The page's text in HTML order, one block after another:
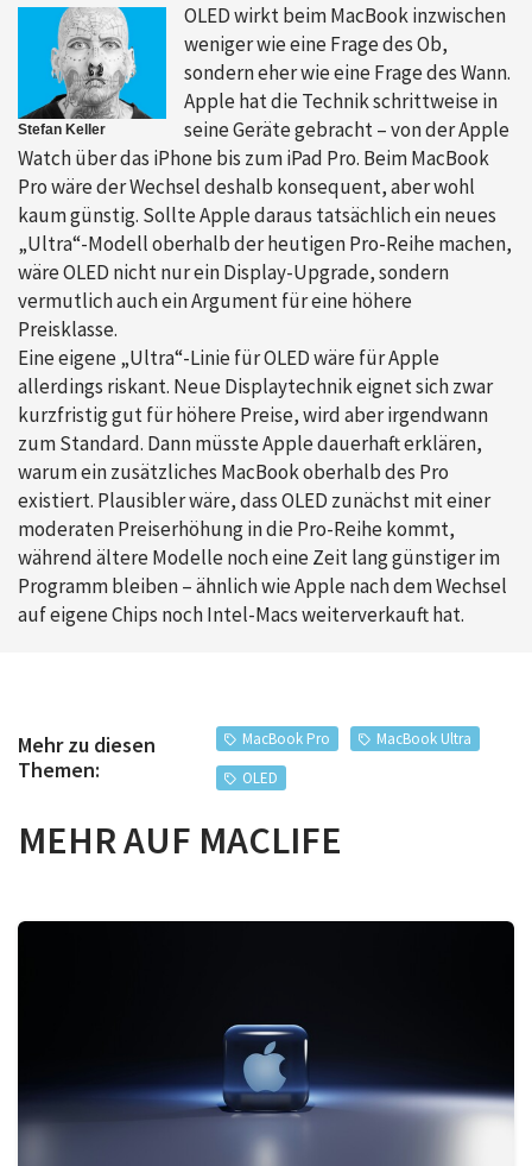
Stefan Keller
OLED wirkt beim MacBook inzwischen
weniger wie eine Frage des Ob,
sondern eher wie eine Frage des Wann.
Apple hat die Technik schrittweise in
seine Geräte gebracht – von der Apple
Watch über das iPhone bis zum iPad Pro. Beim MacBook
Pro wäre der Wechsel deshalb konsequent, aber wohl
kaum günstig. Sollte Apple daraus tatsächlich ein neues
„Ultra“-Modell oberhalb der heutigen Pro-Reihe machen,
wäre OLED nicht nur ein Display-Upgrade, sondern
vermutlich auch ein Argument für eine höhere
Preisklasse.
Eine eigene „Ultra“-Linie für OLED wäre für Apple
allerdings riskant. Neue Displaytechnik eignet sich zwar
kurzfristig gut für höhere Preise, wird aber irgendwann
zum Standard. Dann müsste Apple dauerhaft erklären,
warum ein zusätzliches MacBook oberhalb des Pro
existiert. Plausibler wäre, dass OLED zunächst mit einer
moderaten Preiserhöhung in die Pro-Reihe kommt,
während ältere Modelle noch eine Zeit lang günstiger im
Programm bleiben – ähnlich wie Apple nach dem Wechsel
auf eigene Chips noch Intel-Macs weiterverkauft hat.
Mehr zu diesen
Themen:
MacBook Pro
MacBook Ultra
OLED
MEHR AUF MACLIFE